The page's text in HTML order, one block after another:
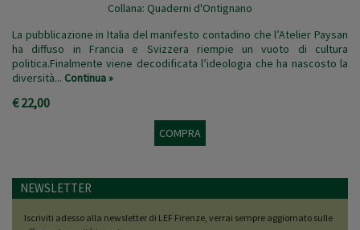
Collana: Quaderni d'Ontignano
La pubblicazione in Italia del manifesto contadino che l’Atelier Paysan
ha diffuso in Francia e Svizzera riempie un vuoto di cultura
politica.Finalmente viene decodificata l’ideologia che ha nascosto la
diversità... Continua »
€ 22,00
COMPRA
NEWSLETTER
Iscriviti adesso alla newsletter di LEF Firenze, verrai sempre aggiornato sulle